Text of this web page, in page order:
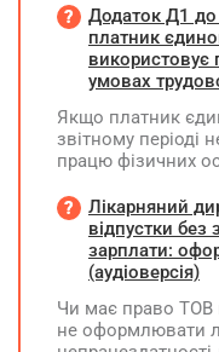
Додаток Д1
платник
умовах
Якщо платник
звітному періоді
працю фізичних
на інших умовах,
законодавством,
Додаток ФІЗ-Д1
період не подається
Лікарняний
відпустки без
зарплати:
(аудіоверсія)
Чи має право ТОВ
не оформлювати